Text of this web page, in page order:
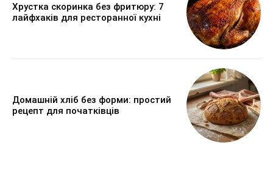
Хрустка скоринка без фритюру: 7
лайфхаків для ресторанної кухні
Домашній хліб без форми: простий
рецепт для початківців